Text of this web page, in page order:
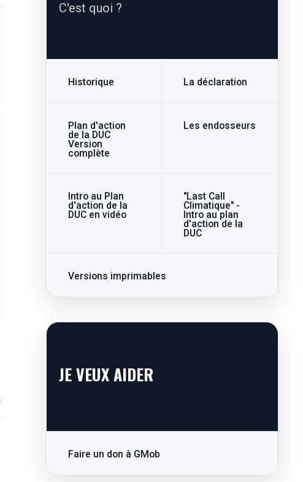
C'est quoi ?
Historique La déclaration
Plan d'action
de la DUC
Version
complète
Les endosseurs
Intro au Plan
d'action de la
DUC en vidéo
"Last Call
Climatique" -
Intro au plan
d'action de la
DUC
Versions imprimables
JE VEUX AIDER
Faire un don à GMob